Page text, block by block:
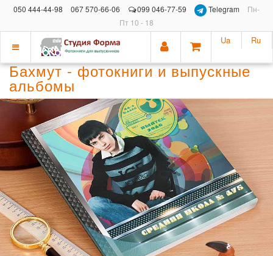
050 444-44-98 067 570-66-06 099 046-77-59 Telegram
Пн-
Пт 10 - 18
Показать
меню
Ua Ru
Бахмут - фотокниги и выпускные
альбомы